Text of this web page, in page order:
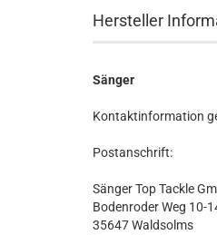
Hersteller
Sänger
Kontaktinformation
Postanschrift:
Sänger Top Tackle
Bodenroder Weg 10-
35647 Waldsolms